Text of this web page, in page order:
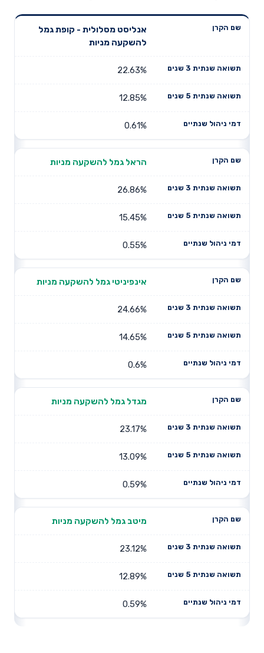
שנתית 3
תשואה
דמי ניהול
אנליסט מסלולית - קופת גמל
להשקעה מניות
22.63%
12.85%
0.61%
הראל גמל להשקעה מניות
26.86%
15.45%
0.55%
אינפיניטי גמל להשקעה מניות
24.66%
14.65%
0.6%
מגדל גמל להשקעה מניות
23.17%
13.09%
0.59%
מיטב גמל להשקעה מניות
23.12%
12.89%
0.59%